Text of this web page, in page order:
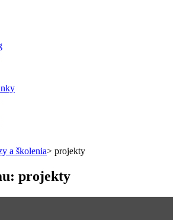
a školenia> projekty
projekty